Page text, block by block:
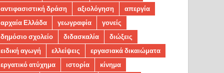
αντιφασιστική δράση
αξιολόγηση
απεργία
αρχαία Ελλάδα
γεωγραφία
γονείς
δημόσιο σχολείο
διδασκαλία
διώξεις
ειδική αγωγή
ελλείψεις
εργασιακά δικαιώματα
εργατικό ατύχημα
ιστορία
κίνημα